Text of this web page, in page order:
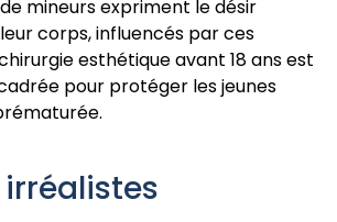
mineurs expriment le désir
corps, influencés par ces
esthétique avant 18 ans est
pour protéger les jeunes